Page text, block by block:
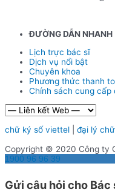
ĐƯỜNG DẪN NHANH
Lịch trực bác sĩ
Dịch vụ nổi bật
Chuyên khoa
Phương thức thanh
Chính sách cung cấp
chữ ký số viettel đại lý
Copyright © 2020 Công ty
1900 96 96 39
Gửi câu hỏi cho Bác